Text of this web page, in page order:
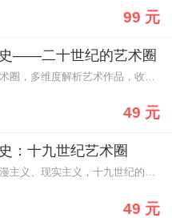
99 元
——二十世纪的艺术圈
49 元
：十九世纪艺术圈
新古典主义、浪漫主义、现实主义，十九世纪的战争动荡催生出纷繁复杂的艺术流派，也留下了层出不穷的世界名画，但有多少人能看懂它们呢？12节课，你对名画的了解将深刻且与众不同。
49 元